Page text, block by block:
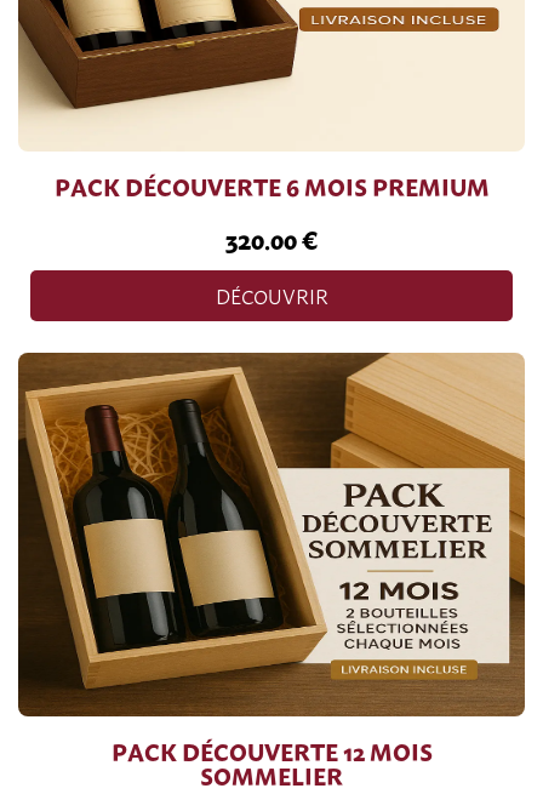
PACK DÉCOUVERTE 6 MOIS PREMIUM
320.00 €
DÉCOUVRIR
PACK DÉCOUVERTE 12 MOIS
SOMMELIER